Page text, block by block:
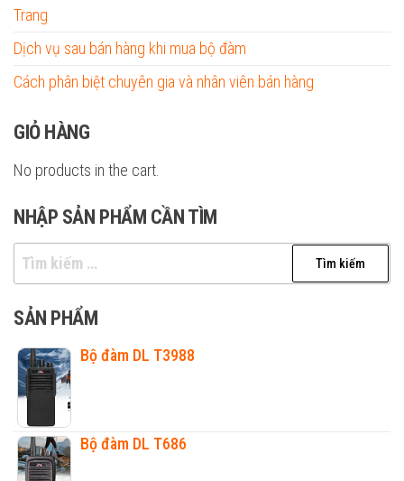
Trang
Dịch vụ sau bán hàng khi mua bộ đàm
Cách phân biệt chuyên gia và nhân viên bán hàng
GIỎ HÀNG
No products in the cart.
NHẬP SẢN PHẨM CẦN TÌM
Tìm
kiếm
cho:
SẢN PHẨM
Bộ đàm DL T3988
Bộ đàm DL T686